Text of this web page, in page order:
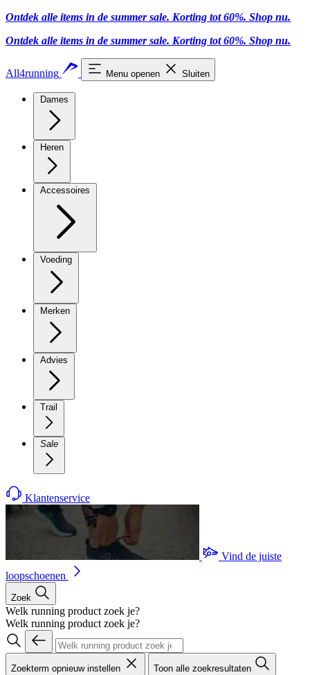
Ontdek alle items in de summer sale. Korting tot 60%. Shop nu.
Ontdek alle items in de summer sale. Korting tot 60%. Shop nu.
All4running Menu openen Sluiten
Dames
Heren
Accessoires
Voeding
Merken
Advies
Trail
Sale
Klantenservice
Vind de juiste
loopschoenen
Zoek
Welk running product zoek je?
Welk running product zoek je?
Zoekterm opnieuw instellen Toon alle zoekresultaten